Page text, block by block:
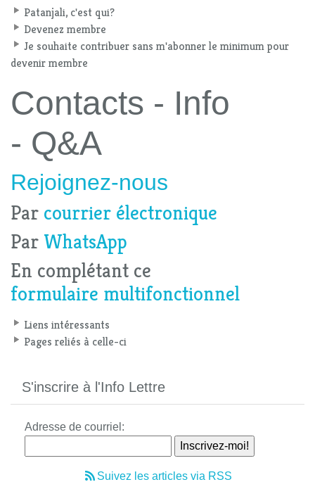
Patanjali, c'est qui?
Devenez membre
Je souhaite contribuer sans m'abonner le minimum pour
devenir membre
Contacts - Info
- Q&A
Rejoignez-nous
Par courrier électronique
Par WhatsApp
En complétant ce
formulaire multifonctionnel
Liens intéressants
Pages reliés à celle-ci
S'inscrire à l'Info Lettre
Adresse de courriel:
Suivez les articles via RSS